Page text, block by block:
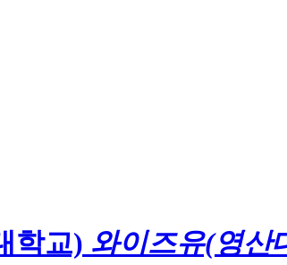
와이즈유(영산